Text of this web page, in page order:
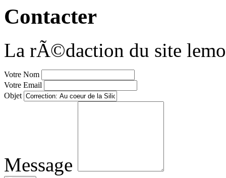
Contacter
La rÃ©daction du site
Votre Nom
Votre Email
Objet
Message